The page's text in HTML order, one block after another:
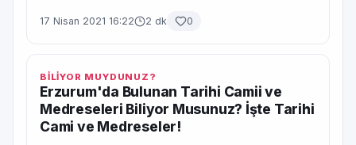
17 Nisan 2021 16:22 2 dk 0
BİLİYOR MUYDUNUZ?
Erzurum'da Bulunan Tarihi Camii ve
Medreseleri Biliyor Musunuz? İşte Tarihi
Cami ve Medreseler!